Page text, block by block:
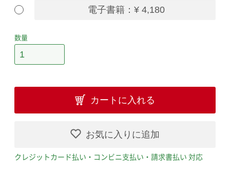
電子書籍：¥ 4,180
数量
カートに入れる
お気に入りに追加
クレジットカード払い・コンビニ支払い・請求書払い 対応